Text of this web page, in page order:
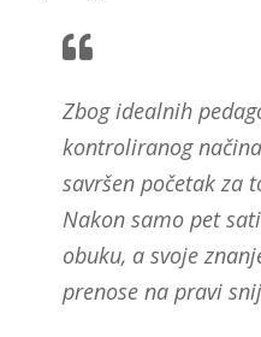
Zbog idealnih
kontroliranog
savršen početak za
Nakon samo pet
obuku, a svoje
prenose na pravi